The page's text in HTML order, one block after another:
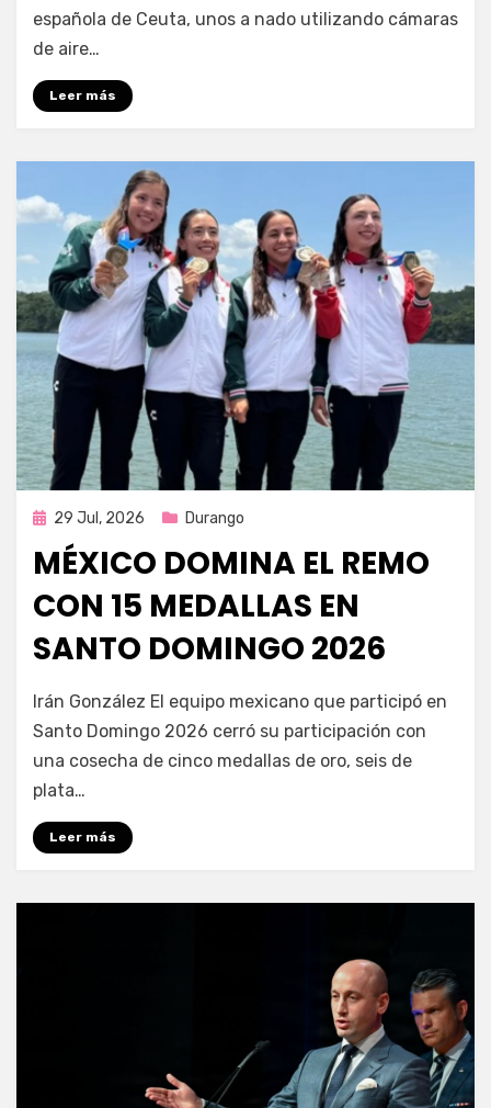
española de Ceuta, unos a nado utilizando cámaras
de aire…
Leer más
Publicada
29 Jul, 2026 Durango
MÉXICO DOMINA EL REMO
CON 15 MEDALLAS EN
SANTO DOMINGO 2026
por Fernando Miranda Servín
Irán González El equipo mexicano que participó en
Santo Domingo 2026 cerró su participación con
una cosecha de cinco medallas de oro, seis de
plata…
Leer más